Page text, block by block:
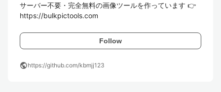
サーバー不要・完全無料の画像ツールを作っています 👉
https://bulkpictools.com
Follow
publichttps://github.com/kbmjj123